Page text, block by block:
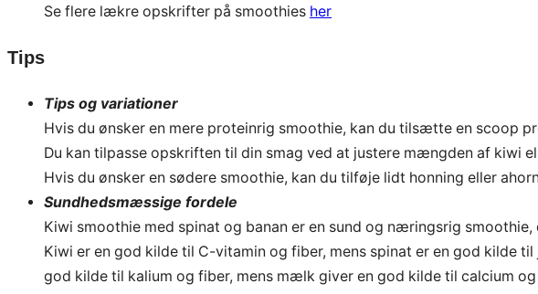
Se flere lækre opskrifter på smoothies her
Tips
Tips og variationer
Hvis du ønsker en mere proteinrig smoothie, kan du tilsætte en scoop
Du kan tilpasse opskriften til din smag ved at justere mængden af kiwi
Hvis du ønsker en sødere smoothie, kan du tilføje lidt honning eller
Sundhedsmæssige fordele
Kiwi smoothie med spinat og banan er en sund og næringsrig
Kiwi er en god kilde til C-vitamin og fiber, mens spinat er en god kilde
god kilde til kalium og fiber, mens mælk giver en god kilde til calcium og